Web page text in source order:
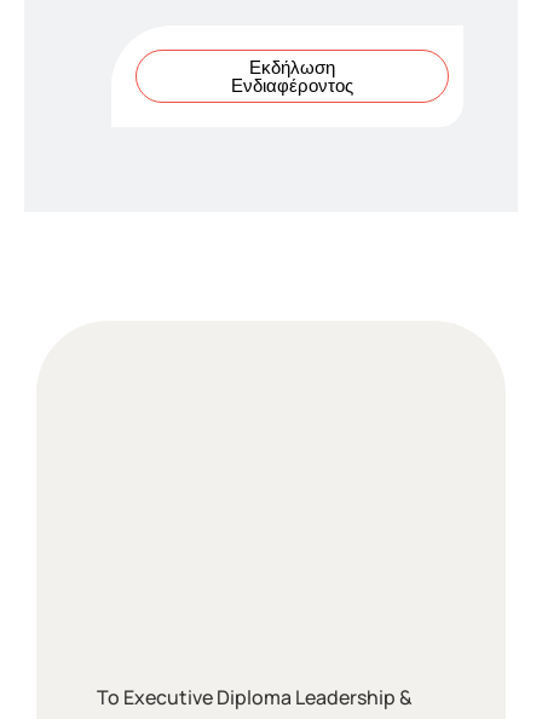
Εκδήλωση
Ενδιαφέροντος
Το Executive Diploma Leadership &